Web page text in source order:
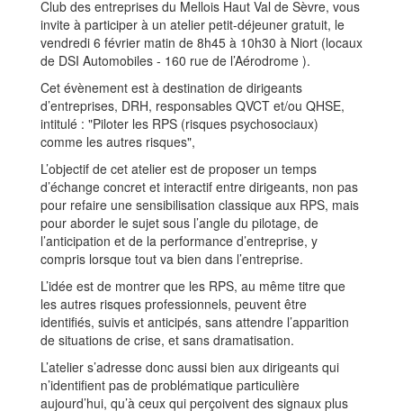
Club des entreprises du Mellois Haut Val de Sèvre, vous
invite à participer à un atelier petit-déjeuner gratuit, le
vendredi 6 février matin de 8h45 à 10h30 à Niort (locaux
de DSI Automobiles - 160 rue de l’Aérodrome ).
Cet évènement est à destination de dirigeants
d’entreprises, DRH, responsables QVCT et/ou QHSE,
intitulé : "Piloter les RPS (risques psychosociaux)
comme les autres risques",
L’objectif de cet atelier est de proposer un temps
d’échange concret et interactif entre dirigeants, non pas
pour refaire une sensibilisation classique aux RPS, mais
pour aborder le sujet sous l’angle du pilotage, de
l’anticipation et de la performance d’entreprise, y
compris lorsque tout va bien dans l’entreprise.
L’idée est de montrer que les RPS, au même titre que
les autres risques professionnels, peuvent être
identifiés, suivis et anticipés, sans attendre l’apparition
de situations de crise, et sans dramatisation.
L’atelier s’adresse donc aussi bien aux dirigeants qui
n’identifient pas de problématique particulière
aujourd’hui, qu’à ceux qui perçoivent des signaux plus